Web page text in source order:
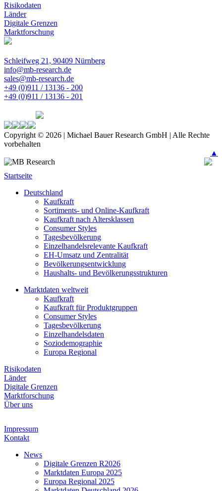
Risikodaten
Länder
Digitale Grenzen
Marktforschung
Schleifweg 21, 90409 Nürnberg
info@mb-research.de
sales@mb-research.de
+49 (0)911 / 13136 - 200
+49 (0)911 / 13136 - 201
Copyright © 2026 | Michael Bauer Research GmbH | Alle Rechte
vorbehalten
▲
Startseite
Deutschland
Kaufkraft
Sortiments- und Online-Kaufkraft
Kaufkraft nach Altersklassen
Consumer Styles
Tagesbevölkerung
Einzelhandelsrelevante Kaufkraft
EH-Umsatz und Zentralität
Bevölkerungsentwicklung
Haushalts- und Bevölkerungsstrukturen
Marktdaten weltweit
Kaufkraft
Kaufkraft für Produktgruppen
Consumer Styles
Tagesbevölkerung
Einzelhandelsdaten
Soziodemographie
Europa Regional
Risikodaten
Länder
Digitale Grenzen
Marktforschung
Über uns
Impressum
Kontakt
News
Digitale Grenzen R2026
Marktdaten Europa 2025
Europa Regional 2025